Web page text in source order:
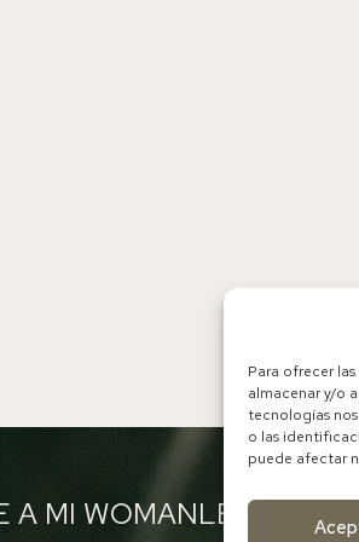
Para ofrecer
almacenar y/o
tecnologías
o las
puede afectar
A MI WOMANLETTER!